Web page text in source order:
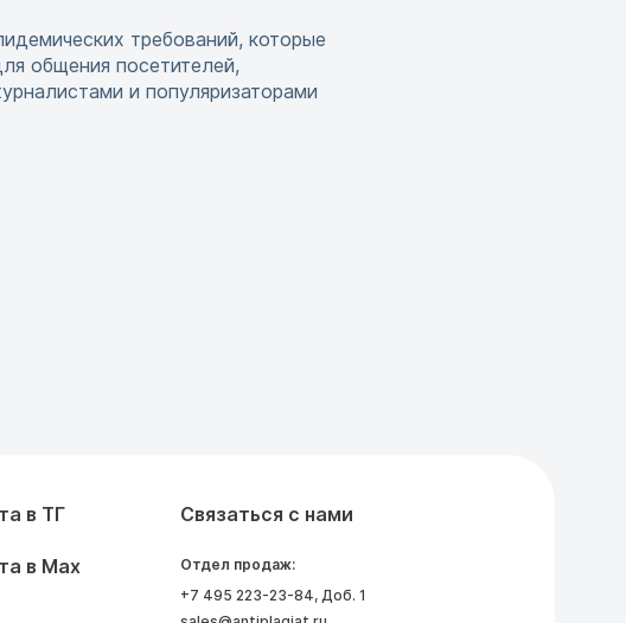
требований, которые
общения посетителей,
и популяризаторами
в ТГ
в Max
Связаться с нами
Отдел продаж:
+7 495 223-23-84, Доб. 1